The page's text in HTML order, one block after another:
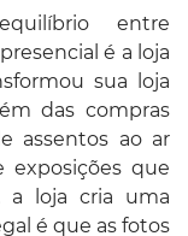
entre
é a loja
sua loja
das compras
assentos ao ar
exposições que
a loja cria uma
é que as fotos